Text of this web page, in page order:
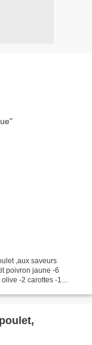
,aux saveurs
poivron jaune -6
-2 carottes -1